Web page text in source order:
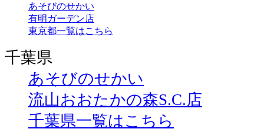
あそびのせかい
有明ガーデン店
東京都一覧はこちら
千葉県
あそびのせかい
流山おおたかの森S.C.店
千葉県一覧はこちら